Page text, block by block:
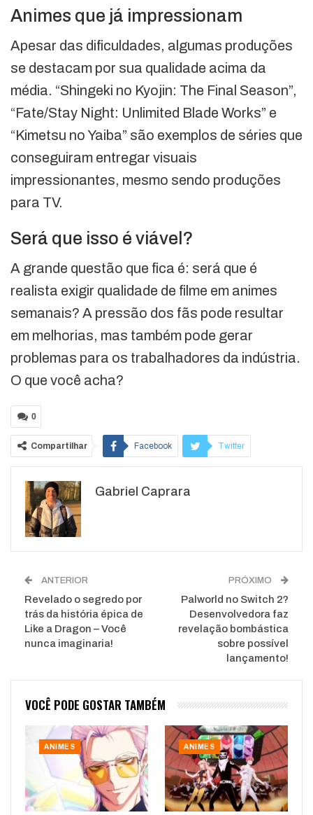
Animes que já impressionam
Apesar das dificuldades, algumas produções
se destacam por sua qualidade acima da
média. “Shingeki no Kyojin: The Final Season”,
“Fate/Stay Night: Unlimited Blade Works” e
“Kimetsu no Yaiba” são exemplos de séries que
conseguiram entregar visuais
impressionantes, mesmo sendo produções
para TV.
Será que isso é viável?
A grande questão que fica é: será que é
realista exigir qualidade de filme em animes
semanais? A pressão dos fãs pode resultar
em melhorias, mas também pode gerar
problemas para os trabalhadores da indústria.
O que você acha?
0
Compartilhar Facebook Twitter
WhatsApp
Gabriel Caprara
ANTERIOR
Revelado o segredo por
trás da história épica de
Like a Dragon – Você
nunca imaginaria!
PRÓXIMO
Palworld no Switch 2?
Desenvolvedora faz
revelação bombástica
sobre possível
lançamento!
VOCÊ PODE GOSTAR TAMBÉM
ANIMES ANIMES